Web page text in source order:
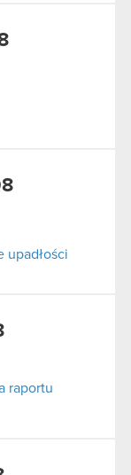
upadłości
raportu